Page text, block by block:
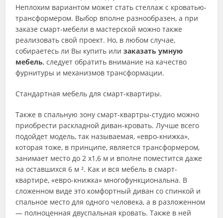
Неплохим вариантом может стать стеллаж с кроватью-
трансформером. Выбор вполне разнообразен, а при
заказе смарт-мебели в мастерской можно также
реализовать свой проект. Но, в любом случае,
собираетесь ли Вы купить илизаказать умную
мебель, следует обратить внимание на качество
фурнитуры и механизмов трансформации.
Стандартная мебель для смарт-квартиры.
Также в спальную зону смарт-квартры-студио можно
приобрести раскладной диван-кровать. Лучше всего
подойдет модель, так называемая, «евро-книжка»,
которая тоже, в принципе, является трансформером,
занимает место до 2 х1,6 м и вполне поместится даже
на оставшихся 6 м ². Как и вся мебель в смарт-
квартире, «евро-книжка» многофункциональна. В
сложенном виде это комфортный диван со спинкой и
спальное место для одного человека, а в разложенном
— полноценная двуспальная кровать. Также в ней